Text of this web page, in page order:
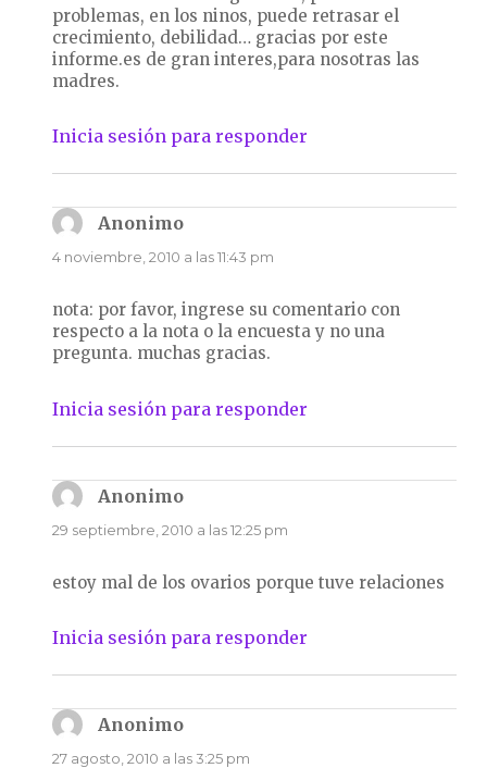
problemas, en los ninos, puede retrasar el
crecimiento, debilidad… gracias por este
informe.es de gran interes,para nosotras las
madres.
Inicia sesión para responder
Anonimodice:
4 noviembre, 2010 a las 11:43 pm
nota: por favor, ingrese su comentario con
respecto a la nota o la encuesta y no una
pregunta. muchas gracias.
Inicia sesión para responder
Anonimodice:
29 septiembre, 2010 a las 12:25 pm
estoy mal de los ovarios porque tuve relaciones
Inicia sesión para responder
Anonimodice:
27 agosto, 2010 a las 3:25 pm